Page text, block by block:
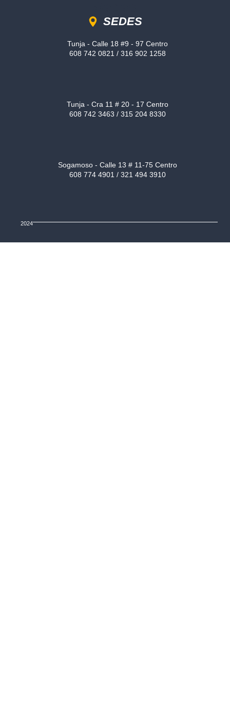
SEDES
Tunja - Calle 18 #9 - 97 Centro
608 742 0821 / 316 902 1258
Tunja - Cra 11 # 20 - 17 Centro
608 742 3463 / 315 204 8330
Sogamoso - Calle 13 # 11-75 Centro
608 774 4901 / 321 494 3910
2024